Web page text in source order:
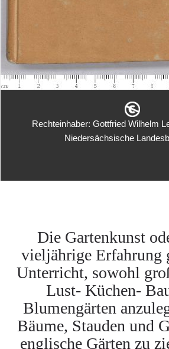
Rechteinhaber: Gottfried Wilhelm
Niedersächsische
Die Gartenkunst
vieljährige Erfahrung
Unterricht, sowohl
Lust- Küchen-
Blumengärten
Bäume, Stauden und
englische Gärten zu